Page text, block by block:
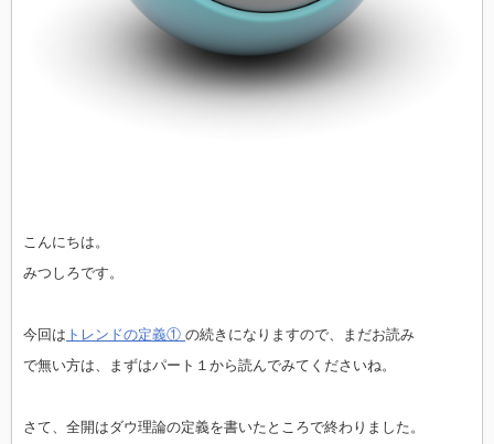
こんにちは。
みつしろです。
今回は トレンドの定義① の続きになりますので、まだお読み
で無い方は、まずはパート１から読んでみてくださいね。
さて、全開はダウ理論の定義を書いたところで終わりました。